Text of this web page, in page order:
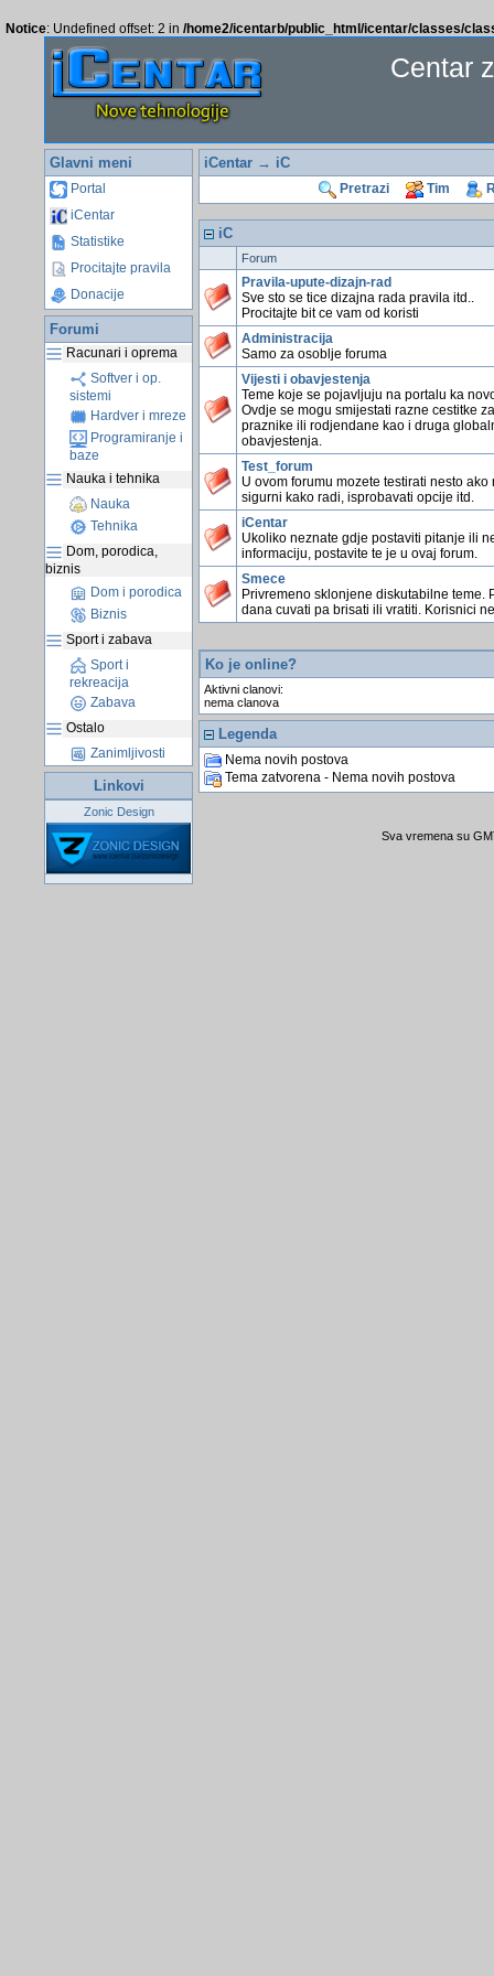
Notice: Undefined offset: 2 in /home2/icentarb/public_html/icentar/classes/
Centar
Glavni meni
Portal
iCentar
Statistike
Procitajte pravila
Donacije
Forumi
Racunari i oprema
Softver i op.
sistemi
Hardver i mreze
Programiranje i
baze
Nauka i tehnika
Nauka
Tehnika
Dom, porodica,
biznis
Dom i porodica
Biznis
Sport i zabava
Sport i
rekreacija
Zabava
Ostalo
Zanimljivosti
Linkovi
Zonic Design
iCentar→ iC
Pretrazi Tim
iC
Forum
Pravila-upute-dizajn-rad
Sve sto se tice dizajna rada pravila itd..
Procitajte bit ce vam od koristi
Administracija
Samo za osoblje foruma
Vijesti i obavjestenja
Teme koje se pojavljuju na portalu ka
Ovdje se mogu smijestati razne cestitke za
praznike ili rodjendane kao i druga
obavjestenja.
Test_forum
U ovom forumu mozete testirati nesto ako
sigurni kako radi, isprobavati opcije itd.
iCentar
Ukoliko neznate gdje postaviti pitanje ili
informaciju, postavite te je u ovaj forum.
Smece
Privremeno sklonjene diskutabilne teme.
dana cuvati pa brisati ili vratiti. Korisnici
Ko je online?
Aktivni clanovi:
nema clanova
Legenda
Nema novih postova
Tema zatvorena - Nema novih postova
Sva vremena su